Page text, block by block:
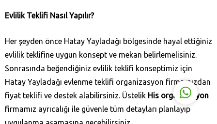
Evlilik Teklifi Nasıl Yapılır?
Her şeyden önce Hatay Yayladağı‎ bölgesinde hayal ettiğiniz
evlilik teklifine uygun konsept ve mekan belirlemelisiniz.
Sonrasında beğendiğiniz evlilik teklifi konseptimiz için
Hatay Yayladağı‎ evlenme teklifi organizasyon firmamızdan
fiyat teklifi ve destek alabilirsiniz. Üstelik His organizasyon
firmamız ayrıcalığı ile güvenle tüm detayları planlayıp
Cevap Yaz